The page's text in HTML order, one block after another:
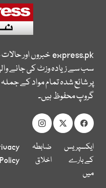
express.pkخبروں اور
سب سے زیادہ وزٹ کی جانے
پر شائع شدہ تمام مواد کے
گروپ محفوظ ہیں۔
ایکسپریس
کے بارے
میں
ضابطہ
اخلاق
Policy